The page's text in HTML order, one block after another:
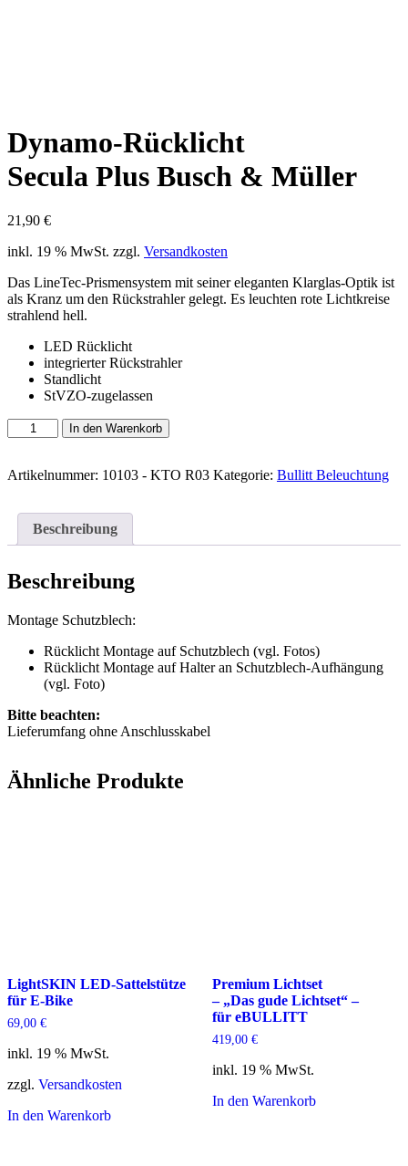
Dynamo-Rücklicht
Secula Plus Busch & Müller
21,90 €
inkl. 19 % MwSt. zzgl. Versandkosten
Das LineTec-Prismensystem mit seiner eleganten Klarglas-Optik ist
als Kranz um den Rückstrahler gelegt. Es leuchten rote Lichtkreise
strahlend hell.
LED Rücklicht
integrierter Rückstrahler
Standlicht
StVZO-zugelassen
Dynamo-
Rücklicht
Secula
Müller
In den Warenkorb
Artikelnummer: 10103 - KTO R03 Kategorie: Bullitt Beleuchtung
Beschreibung
Beschreibung
Montage Schutzblech:
Rücklicht Montage auf Schutzblech (vgl. Fotos)
Rücklicht Montage auf Halter an Schutzblech-Aufhängung
(vgl. Foto)
Bitte beachten:
Lieferumfang ohne Anschlusskabel
Ähnliche Produkte
LightSKIN LED-Sattelstütze
für E-Bike
69,00 €
inkl. 19 % MwSt.
zzgl. Versandkosten
In den Warenkorb
Premium Lichtset
– „Das gude Lichtset“ –
für eBULLITT
419,00 €
inkl. 19 % MwSt.
In den Warenkorb